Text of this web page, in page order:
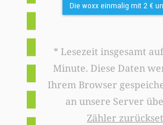
Die woxx einmalig mit 2 €
* Lesezeit insgesamt auf
Minute. Diese Daten
Ihrem Browser
an unsere Server
Zähler